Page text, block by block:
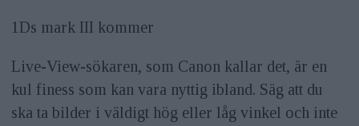
1Ds mark III kommer
Live-View-sökaren, som Canon kallar det, är en
kul finess som kan vara nyttig ibland. Säg att du
ska ta bilder i väldigt hög eller låg vinkel och inte